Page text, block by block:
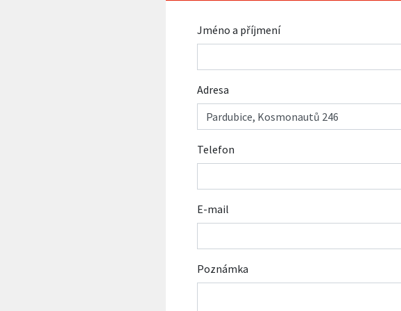
Jméno a příjmení
Adresa
Telefon
E-mail
Poznámka